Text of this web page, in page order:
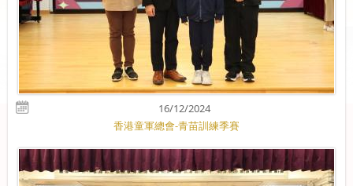
16/12/2024
香港童軍總會-青苗訓練季賽